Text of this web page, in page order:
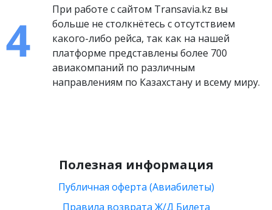
При работе с сайтом Transavia.kz вы
больше не столкнётесь с отсутствием
какого-либо рейса, так как на нашей
платформе представлены более 700
авиакомпаний по различным
направлениям по Казахстану и всему миру.
Полезная информация
Публичная оферта (Авиабилеты)
Правила возврата Ж/Д Билета